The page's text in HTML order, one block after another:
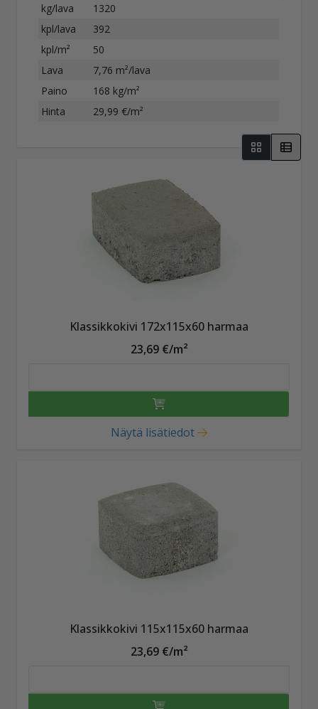
kg/lava
1320
kpl/lava
392
kpl/m²
50
Lava
7,76 m²/lava
Paino
168 kg/m²
Hinta
29,99 €/m²
Klassikkokivi 172x115x60 harmaa
23,69 €/m²
Näytä lisätiedot
Klassikkokivi 115x115x60 harmaa
23,69 €/m²